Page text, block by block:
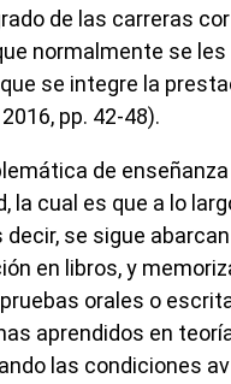
de las carreras
normalmente se
se integre la
2016, pp. 42-48).
de
la cual es que a lo
decir, se sigue
en libros, y
orales o
aprendidos en
las condiciones